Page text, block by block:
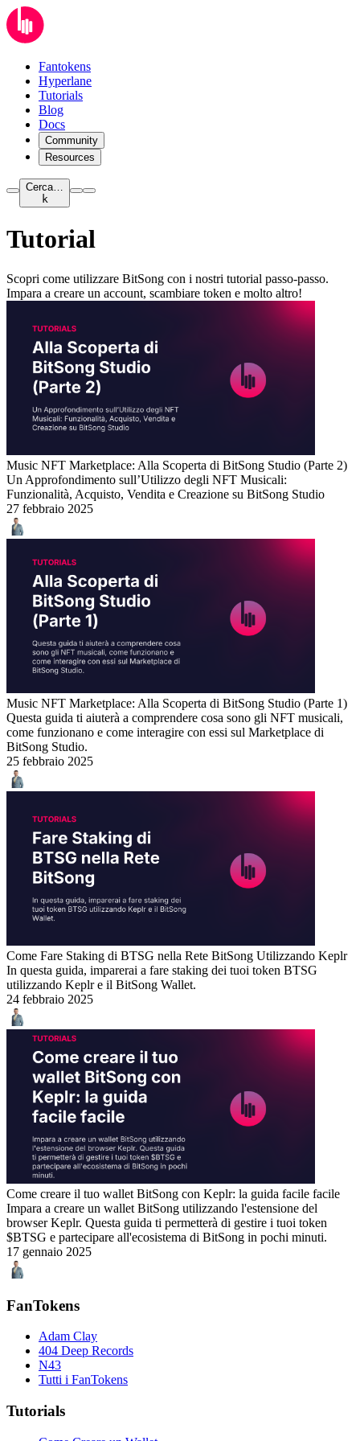
Fantokens
Hyperlane
Tutorials
Blog
Docs
Community
Resources
Cerca…
k
Tutorial
Scopri come utilizzare BitSong con i nostri tutorial passo-passo.
Impara a creare un account, scambiare token e molto altro!
Music NFT Marketplace: Alla Scoperta di BitSong Studio (Parte 2)
Un Approfondimento sull’Utilizzo degli NFT Musicali:
Funzionalità, Acquisto, Vendita e Creazione su BitSong Studio
27 febbraio 2025
Music NFT Marketplace: Alla Scoperta di BitSong Studio (Parte 1)
Questa guida ti aiuterà a comprendere cosa sono gli NFT musicali,
come funzionano e come interagire con essi sul Marketplace di
BitSong Studio.
25 febbraio 2025
Come Fare Staking di BTSG nella Rete BitSong Utilizzando Keplr
In questa guida, imparerai a fare staking dei tuoi token BTSG
utilizzando Keplr e il BitSong Wallet.
24 febbraio 2025
Come creare il tuo wallet BitSong con Keplr: la guida facile facile
Impara a creare un wallet BitSong utilizzando l'estensione del
browser Keplr. Questa guida ti permetterà di gestire i tuoi token
$BTSG e partecipare all'ecosistema di BitSong in pochi minuti.
17 gennaio 2025
FanTokens
Adam Clay
404 Deep Records
N43
Tutti i FanTokens
Tutorials